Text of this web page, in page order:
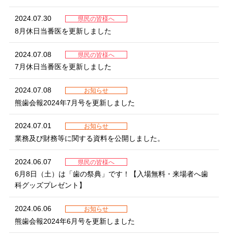
2024.07.30 県民の皆様へ
8月休日当番医を更新しました
2024.07.08 県民の皆様へ
7月休日当番医を更新しました
2024.07.08 お知らせ
熊歯会報2024年7月号を更新しました
2024.07.01 お知らせ
業務及び財務等に関する資料を公開しました。
2024.06.07 県民の皆様へ
6月8日（土）は「歯の祭典」です！【入場無料・来場者へ歯
科グッズプレゼント】
2024.06.06 お知らせ
熊歯会報2024年6月号を更新しました